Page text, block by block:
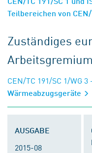
Teilbereichen von CEN/
Zuständiges
Arbeitsgremium
CEN/TC 191/SC 1/WG 3
Wärmeabzugsgeräte
AUSGABE
2015-08